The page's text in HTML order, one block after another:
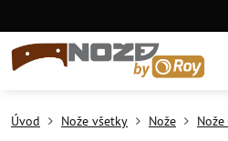
Úvod Nože všetky Nože